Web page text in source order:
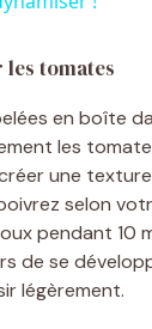
y
V
i
d
tomates
en boîte
les
une
selon
pendant 10
de se
légèrement.